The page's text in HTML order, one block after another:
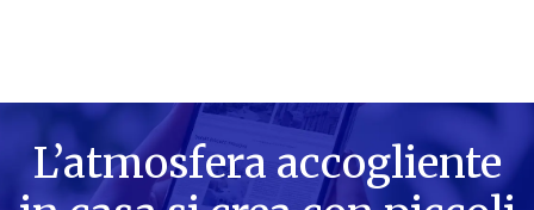
L’atmosfera accogliente